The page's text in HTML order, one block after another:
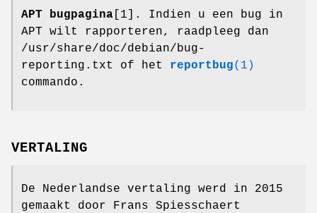
APT bugpagina [1]. Indien u een bug in
APT wilt rapporteren, raadpleeg dan
/usr/share/doc/debian/bug-
reporting.txt of het reportbug(1)
commando.
VERTALING
De Nederlandse vertaling werd in 2015
gemaakt door Frans Spiesschaert